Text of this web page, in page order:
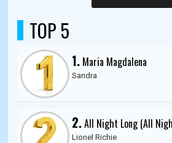
TOP 5
1. Maria Magdalena
Sandra
2.All Night Long (All
Lionel Richie